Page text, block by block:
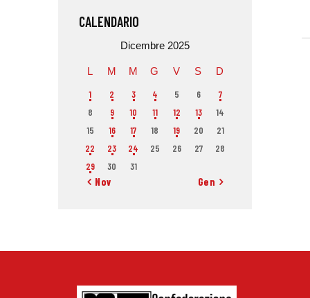
CALENDARIO
Dicembre 2025
L M M G V S D
1 2 3 4 5 6
7
8
9 10 11 12 13
14
15
16 17 18 19 20
21
22
23 24 25 26 27
28
29
30 31
« Nov Gen »